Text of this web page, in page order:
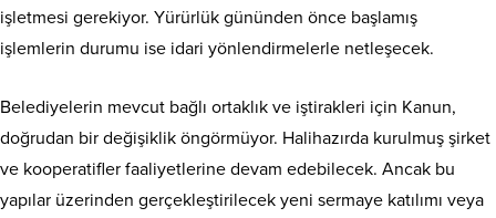
işletmesi gerekiyor. Yürürlük gününden önce başlamış
işlemlerin durumu ise idari yönlendirmelerle netleşecek.
Belediyelerin mevcut bağlı ortaklık ve iştirakleri için Kanun,
doğrudan bir değişiklik öngörmüyor. Halihazırda kurulmuş şirket
ve kooperatifler faaliyetlerine devam edebilecek. Ancak bu
yapılar üzerinden gerçekleştirilecek yeni sermaye katılımı veya